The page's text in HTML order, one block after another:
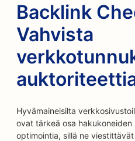
Backlink
Vahvista
Hyvämaineisilta
ovat tärkeä osa
optimointia, sillä ne